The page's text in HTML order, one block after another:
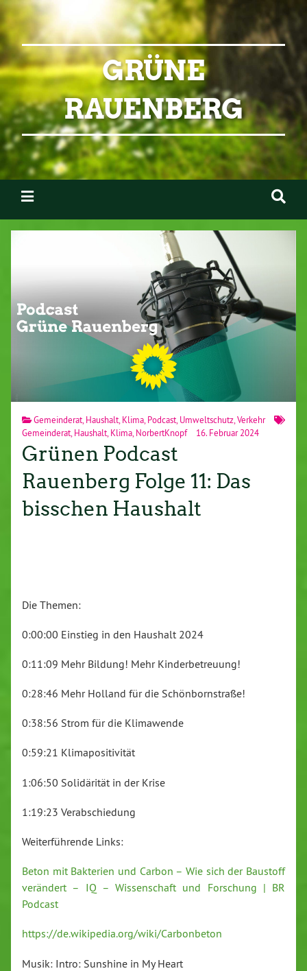
GRÜNE
RAUENBERG
Gemeinderat Haushalt Klima Podcast Umweltschutz Verkehr
Gemeinderat Haushalt Klima NorbertKnopf 16. Februar 2024
Grünen Podcast
Rauenberg Folge 11: Das
bisschen Haushalt
Die Themen:
0:00:00 Einstieg in den Haushalt 2024
0:11:09 Mehr Bildung! Mehr Kinderbetreuung!
0:28:46 Mehr Holland für die Schönbornstraße!
0:38:56 Strom für die Klimawende
0:59:21 Klimapositivität
1:06:50 Solidärität in der Krise
1:19:23 Verabschiedung
Weiterführende Links:
⁠Beton mit Bakterien und Carbon – Wie sich der Baustoff
verändert – IQ – Wissenschaft und Forschung | BR
Podcast⁠
⁠https://de.wikipedia.org/wiki/Carbonbeton⁠
Musik: Intro: Sunshine in My Heart